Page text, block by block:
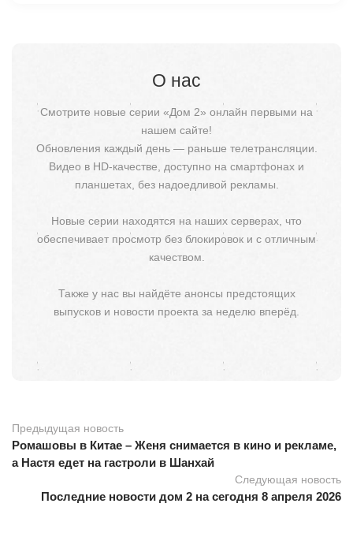
О нас
Смотрите новые серии «Дом 2» онлайн первыми на
нашем сайте!
Обновления каждый день — раньше телетрансляции.
Видео в HD-качестве, доступно на смартфонах и
планшетах, без надоедливой рекламы.
Новые серии находятся на наших серверах, что
обеспечивает просмотр без блокировок и с отличным
качеством.
Также у нас вы найдёте анонсы предстоящих
выпусков и новости проекта за неделю вперёд.
Предыдущая новость
Ромашовы в Китае – Женя снимается в кино и рекламе,
а Настя едет на гастроли в Шанхай
Следующая новость
Последние новости дом 2 на сегодня 8 апреля 2026